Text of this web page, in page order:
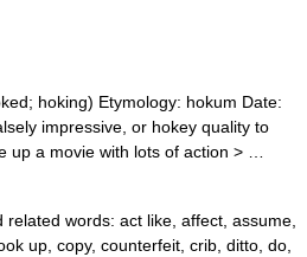
hoking) Etymology: hokum Date:
impressive, or hokey quality to
up a movie with lots of action > …
words: act like, affect, assume,
up, copy, counterfeit, crib, ditto, do,